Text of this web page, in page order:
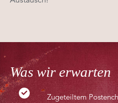
Was wir erwarten
Zugeteiltem